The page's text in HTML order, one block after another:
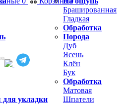
Брашированная
Гладкая
Обработка
Порода
Дуб
Ясень
Клён
Бук
Обработка
Матовая
укладки
Шпатели